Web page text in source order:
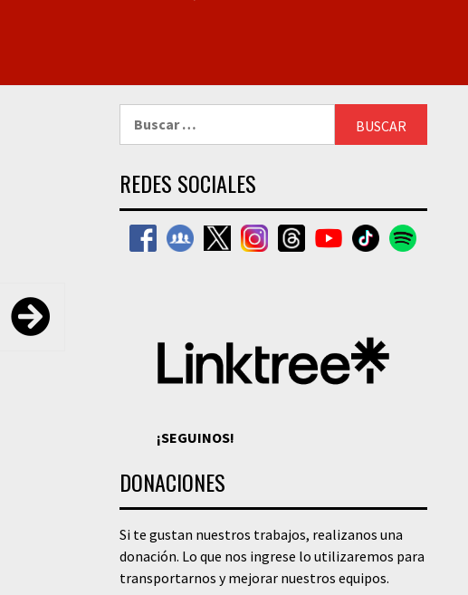
REDES SOCIALES
¡SEGUINOS!
DONACIONES
Si te gustan nuestros trabajos, realizanos una
donación. Lo que nos ingrese lo utilizaremos para
transportarnos y mejorar nuestros equipos.